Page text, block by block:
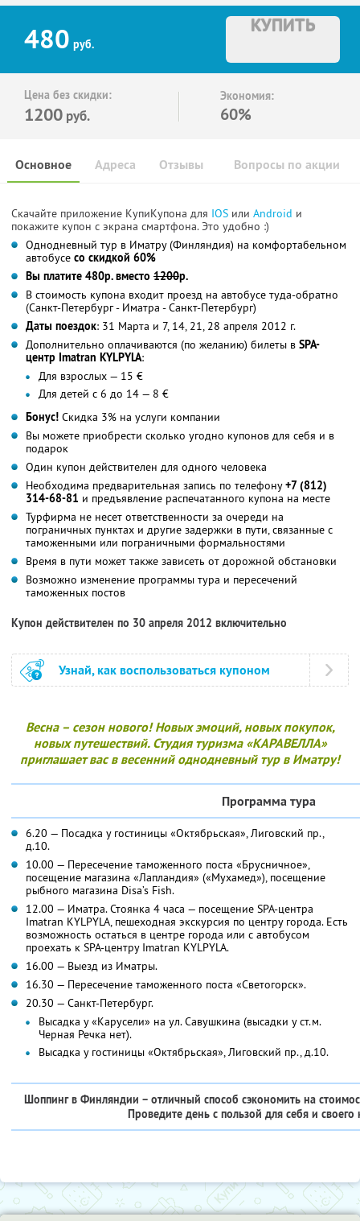
480 руб.
КУПИТЬ
Цена без скидки:
1200 руб.
Экономия:
60%
Основное Отзывы Вопросы по акции
Адреса
Скачайте приложение КупиКупона для IOS или Android и
покажите купон с экрана смартфона. Это удобно :)
Однодневный тур в Иматру (Финляндия) на комфортабельном
автобусе со скидкой 60%
Вы платите 480р. вместо 1200р.
В стоимость купона входит проезд на автобусе туда-обратно
(Санкт-Петербург - Иматра - Санкт-Петербург)
Даты поездок: 31 Марта и 7, 14, 21, 28 апреля 2012 г.
Дополнительно оплачиваются (по желанию) билеты в SPA-
центр Imatran KYLPYLA:
Для взрослых — 15 €
Для детей с 6 до 14 — 8 €
Бонус! Скидка 3% на услуги компании
Вы можете приобрести сколько угодно купонов для себя и в
подарок
Один купон действителен для одного человека
Необходима предварительная запись по телефону+7 (812)
314-68-81 и предъявление распечатанного купона на месте
Турфирма не несет ответственности за очереди на
пограничных пунктах и другие задержки в пути, связанные с
таможенными или пограничными формальностями
Время в пути может также зависеть от дорожной обстановки
Возможно изменение программы тура и пересечений
таможенных постов
Купон действителен по 30 апреля 2012 включительно
Узнай, как воспользоваться купоном
Весна – сезон нового! Новых эмоций, новых покупок,
новых путешествий. Студия туризма «КАРАВЕЛЛА»
приглашает вас в весенний однодневный тур в Иматру!
Программа тура
6.20 — Посадка у гостиницы «Октябрьская», Лиговский пр.,
д.10.
10.00 — Пересечение таможенного поста «Брусничное»,
посещение магазина «Лапландия» («Мухамед»), посещение
рыбного магазина Disa’s Fish.
12.00 — Иматра. Стоянка 4 часа — посещение SPA-центра
Imatran KYLPYLA, пешеходная экскурсия по центру города. Есть
возможность остаться в центре города или с автобусом
проехать к SPA-центру Imatran KYLPYLA.
16.00 — Выезд из Иматры.
16.30 — Пересечение таможенного поста «Светогорск».
20.30 — Санкт-Петербург.
Высадка у «Карусели» на ул. Савушкина (высадки у ст.м.
Черная Речка нет).
Высадка у гостиницы «Октябрьская», Лиговский пр., д.10.
Шоппинг в Финляндии – отличный способ сэкономить на
Проведите день с пользой для себя и своего